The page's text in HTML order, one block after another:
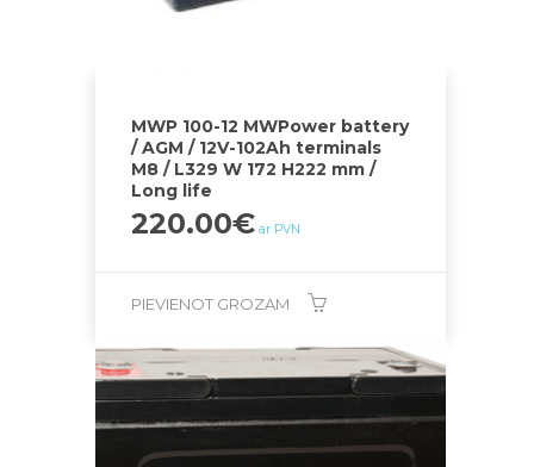
MWP 100-12 MWPower battery
/ AGM / 12V-102Ah terminals
M8 / L329 W 172 H222 mm /
Long life
220.00€ ar PVN
PIEVIENOT GROZAM